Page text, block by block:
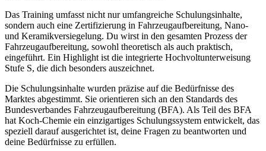
Das Training umfasst nicht nur umfangreiche Schulungsinhalte,
sondern auch eine Zertifizierung in Fahrzeugaufbereitung, Nano-
und Keramikversiegelung. Du wirst in den gesamten Prozess der
Fahrzeugaufbereitung, sowohl theoretisch als auch praktisch,
eingeführt. Ein Highlight ist die integrierte Hochvoltunterweisung
Stufe S, die dich besonders auszeichnet.
Die Schulungsinhalte wurden präzise auf die Bedürfnisse des
Marktes abgestimmt. Sie orientieren sich an den Standards des
Bundesverbandes Fahrzeugaufbereitung (BFA). Als Teil des BFA
hat Koch-Chemie ein einzigartiges Schulungssystem entwickelt, das
speziell darauf ausgerichtet ist, deine Fragen zu beantworten und
deine Bedürfnisse zu erfüllen.